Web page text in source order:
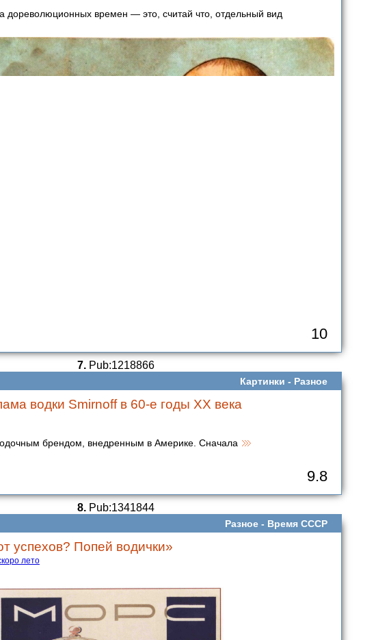
дореволюционных времен — это, считай что, отдельный вид
10
7.Pub:1218866
Картинки - Разное
водки Smirnoff в 60-е годы XX века
брендом, внедренным в Америке. Сначала
9.8
8.Pub:1341844
Разное - Время СССР
успехов? Попей водички»
лето